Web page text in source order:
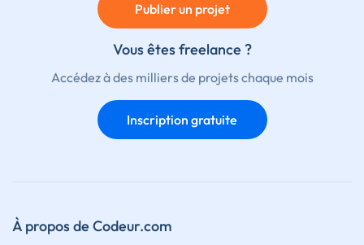
Publier un projet
Vous êtes freelance ?
Accédez à des milliers de projets chaque mois
Inscription gratuite
À propos de Codeur.com